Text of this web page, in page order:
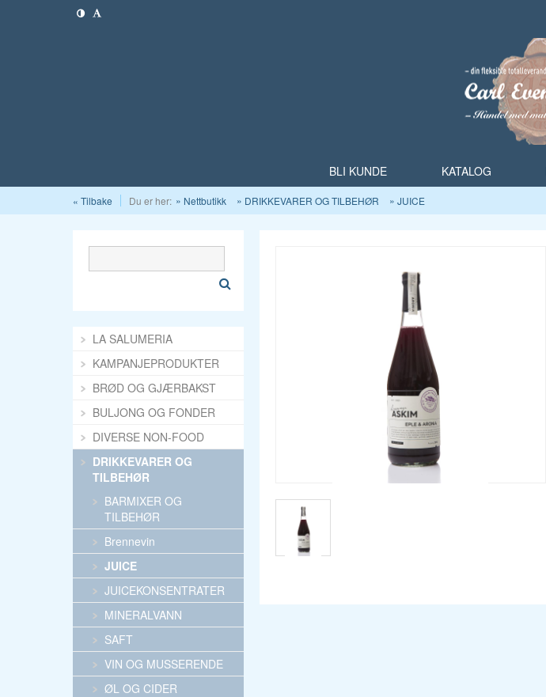
BLI KUNDE KATALOG
« Tilbake Du er her: Nettbutikk DRIKKEVARER OG TILBEHØR JUICE
LA SALUMERIA
KAMPANJEPRODUKTER
BRØD OG GJÆRBAKST
BULJONG OG FONDER
DIVERSE NON-FOOD
DRIKKEVARER OG
TILBEHØR
BARMIXER OG
TILBEHØR
Brennevin
JUICE
JUICEKONSENTRATER
MINERALVANN
SAFT
VIN OG MUSSERENDE
ØL OG CIDER